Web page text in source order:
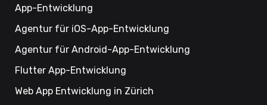
App-Entwicklung
Agentur für iOS-App-Entwicklung
Agentur für Android-App-Entwicklung
Flutter App-Entwicklung
Web App Entwicklung in Zürich